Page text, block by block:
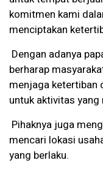
komitmen kami
menciptakan
Dengan adanya
berharap
menjaga ketertiban
untuk aktivitas
Pihaknya juga
mencari lokasi
yang berlaku.